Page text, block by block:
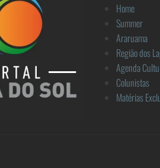
Home
Summer
Araruama
Região dos
Agenda
Colunistas
Matérias